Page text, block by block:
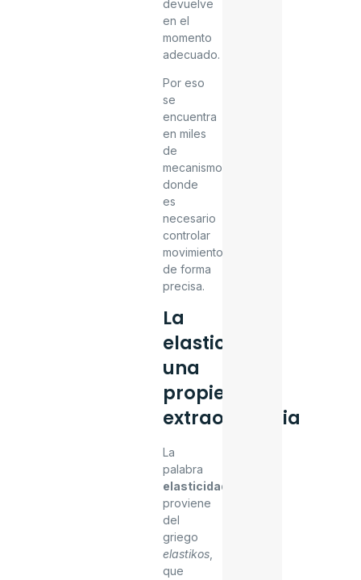
devuelve
en el
momento
adecuado.
Por eso
se
encuentra
en miles
de
mecanismos
donde
es
necesario
controlar
movimientos
de forma
precisa.
La
elasticidad:
una
propiedad
extraordinaria
La
palabra
elasticidad
proviene
del
griego
elastikos
que